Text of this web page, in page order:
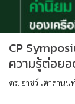
CP
ความรู้ต่อย
ดร. อาชว์ เตาลานน